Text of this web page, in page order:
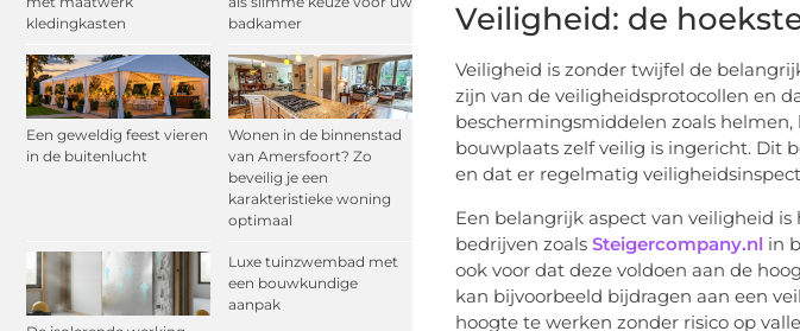
kledingkasten
badkamer
Een geweldig feest vieren
in de buitenlucht
Wonen in de binnenstad
van Amersfoort? Zo
beveilig je een
karakteristieke woning
optimaal
Luxe tuinzwembad met
een bouwkundige
aanpak
Veiligheid: de
Veiligheid is zonder twijfel de
zijn van de veiligheidsprotocollen en
beschermingsmiddelen zoals
bouwplaats zelf veilig is ingericht. Dit
en dat er regelmatig
Een belangrijk aspect van veiligheid
bedrijven zoals Steigercompany.nl in
ook voor dat deze voldoen aan de
kan bijvoorbeeld bijdragen aan een
hoogte te werken zonder risico op